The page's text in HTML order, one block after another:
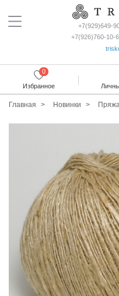
+7(929)649-
+7(926)760-10-
Избранное
0
Главная Новинки